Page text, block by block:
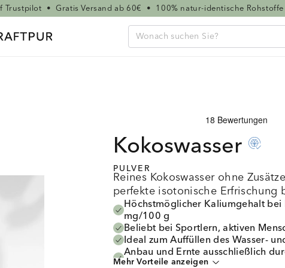
Trustpilot • Gratis Versand ab 60€ • 100% natur-identische Rohstoffe
Kokoswasser
PULVER
Reines Kokoswasser ohne
perfekte isotonische Erfrischung
Höchstmöglicher Kaliumgehalt
mg/100 g
Beliebt bei Sportlern, aktiven
Ideal zum Auffüllen des Wasser-
Anbau und Ernte ausschließlich
Bezahlung
Mehr Vorteile anzeigen